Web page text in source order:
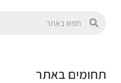
תחומים באתר